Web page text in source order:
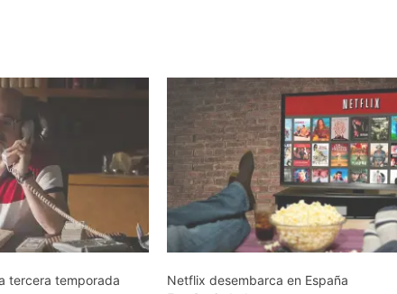
tercera temporada
Netflix desembarca en España